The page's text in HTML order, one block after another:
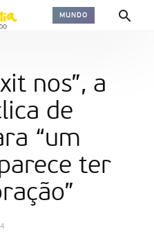
MUNDO
nos”, a
de
“um
ter